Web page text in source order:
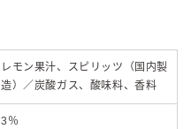
レモン果汁、スピリッツ（国内製
造）／炭酸ガス、酸味料、香料
3％